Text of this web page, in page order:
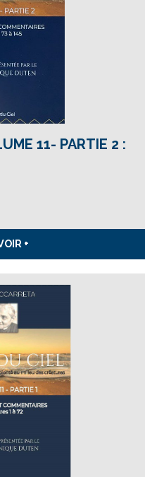
11- PARTIE 2 :
+